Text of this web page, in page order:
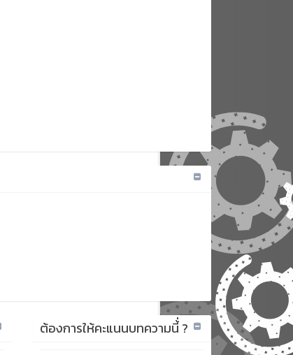
ต้องการให้คะแนนบทความนี้่ ?